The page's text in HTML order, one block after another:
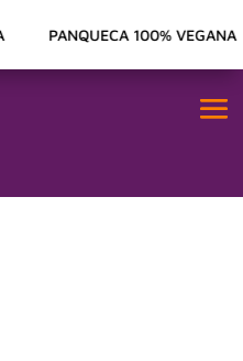
PANQUECA 100% VEGANA